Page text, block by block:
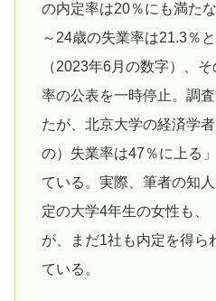
の内定率は20％にも満た
～24歳の失業率は21.3％
（2023年6月の数字）、
率の公表を一時停止。調
たが、北京大学の経済学
の）失業率は47％に上る
ている。実際、筆者の知
定の大学4年生の女性も、
が、まだ1社も内定を得ら
ている。